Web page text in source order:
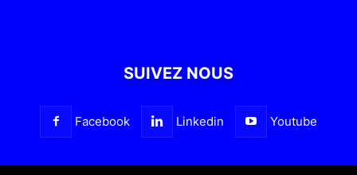
SUIVEZ NOUS
Facebook Linkedin Youtube